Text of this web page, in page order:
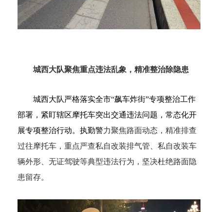
城西大队聚焦重点违法乱象，精准整治除隐患
城西大队严格落实全市“飙车炸街”专项整治工作
部署，紧盯辖区摩托车突出交通违法问题，常态化开
展专项整治行动。执勤警力聚焦路面动态，精准排查
过往摩托车，重点严查私自改装排气管、私自改装车
辆外形、无证驾驶等典型违法行为，坚决杜绝路面隐
患留存。